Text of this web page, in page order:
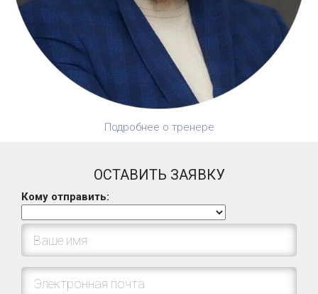
Подробнее о тренере
ОСТАВИТЬ ЗАЯВКУ
Кому отправить: